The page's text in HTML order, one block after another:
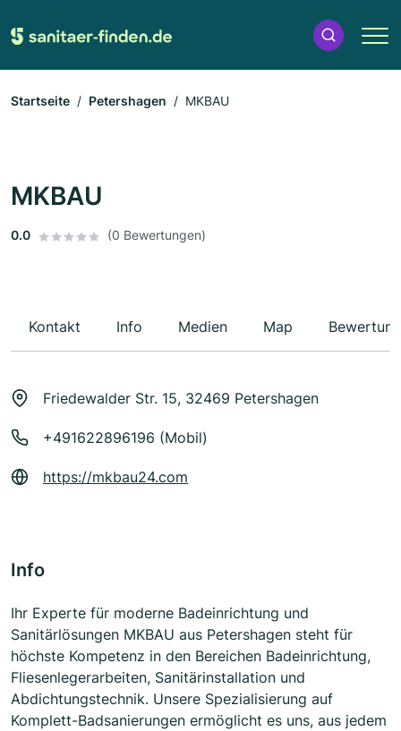
Startseite Petershagen MKBAU
MKBAU
0.0 (0 Bewertungen)
Kontakt Info Medien Map
Friedewalder Str. 15, 32469 Petershagen
+491622896196 (Mobil)
https://mkbau24.com
Info
Ihr Experte für moderne Badeinrichtung und
Sanitärlösungen MKBAU aus Petershagen steht für
höchste Kompetenz in den Bereichen Badeinrichtung,
Fliesenlegerarbeiten, Sanitärinstallation und
Abdichtungstechnik. Unsere Spezialisierung auf
Komplett-Badsanierungen ermöglicht es uns, aus jedem